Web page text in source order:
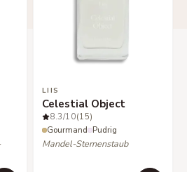
LIIS
Celestial Object
8.3/10(15)
Gourmand Pudrig
Mandel-Sternenstaub